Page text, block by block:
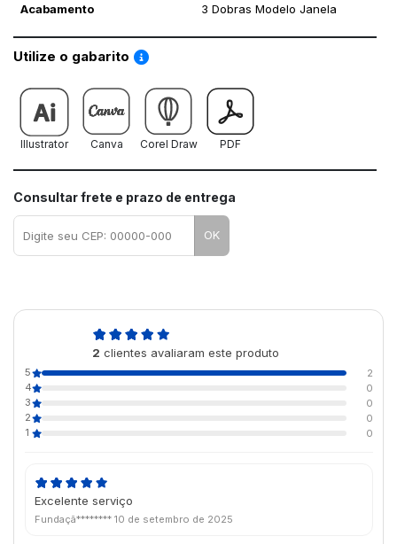
Acabamento 3 Dobras Modelo Janela
Utilize o gabarito Saiba como utilizar os nossos gabaritos
Illustrator Canva Corel Draw PDF
Consultar frete e prazo de entrega
OK
2 clientes avaliaram este produto
5
2
4
0
3
0
2
0
1
0
Excelente serviço
Fundaçã******** 10 de setembro de 2025